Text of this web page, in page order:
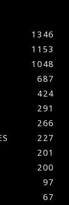
1346
1153
1048
687
424
291
266
227
201
200
97
67